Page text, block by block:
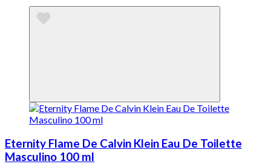
Eternity Flame De Calvin Klein Eau De Toilette
Masculino 100 ml